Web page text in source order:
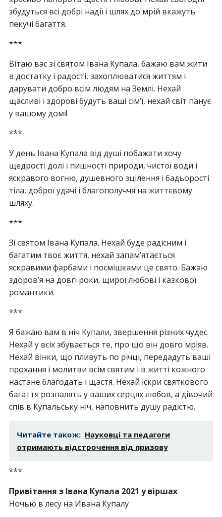
збудуться всі добрі надії і шлях до мрій вкажуть
пекучі багаття.
***
Вітаю вас зі святом Івана Купала, бажаю вам жити
в достатку і радості, захоплюватися життям і
дарувати добро всім людям на Землі. Нехай
щасливі і здорові будуть ваші сім’ї, нехай світ панує
у вашому домі!
***
У день Івана Купала від душі побажати хочу
щедрості долі і пишності природи, чистої води і
яскравого вогню, душевного зцілення і бадьорості
тіла, доброї удачі і благополуччя на життєвому
шляху.
***
Зі святом Івана Купала. Нехай буде радісним і
багатим твоє життя, нехай запам’ятається
яскравими фарбами і посмішками це свято. Бажаю
здоров’я на довгі роки, щирої любові і казкової
романтики.
***
Я бажаю вам в ніч Купали, звершення різних чудес.
Нехай у всіх збувається те, про що він довго мріяв.
Нехай вінки, що пливуть по річці, передадуть ваші
прохання і молитви всім святим і в житті кожного
настане благодать і щастя. Нехай іскри святкового
багаття розпалять у ваших серцях любов, а дівочий
спів в Купальську ніч, наповнить душу радістю.
Читайте також: Науковці та педагоги
отримають відстрочення від призову
***
Привітання з Івана Купала 2021 у віршах
Ночью в лесу на Ивана Купалу